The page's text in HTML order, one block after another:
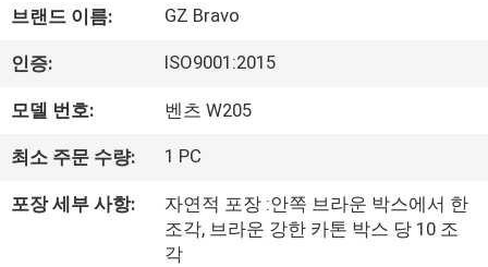
회
사
소
개
브랜드 이름: GZ Bravo
인증: ISO9001:2015
모델 번호: 벤츠 W205
최소 주문 수량: 1 PC
포장 세부 사항:
자연적 포장 :안쪽 브라운 박스에서 한
조각, 브라운 강한 카톤 박스 당 10 조
각